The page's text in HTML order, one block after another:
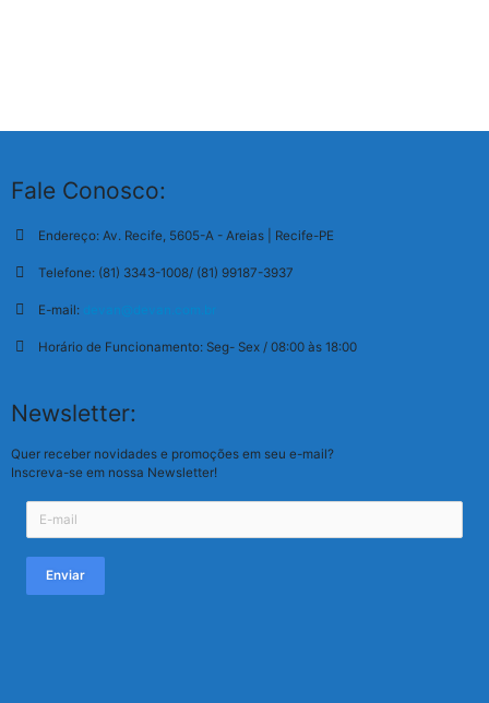
Fale Conosco:
Endereço: Av. Recife, 5605-A - Areias | Recife-PE
Telefone: (81) 3343-1008/ (81) 99187-3937
E-mail: devan@devan.com.br
Horário de Funcionamento: Seg- Sex / 08:00 às 18:00
Newsletter:
Quer receber novidades e promoções em seu e-mail?
Inscreva-se em nossa Newsletter!
Enviar